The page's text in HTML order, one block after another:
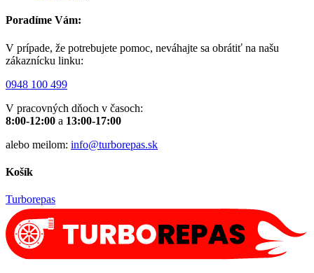
Poradíme Vám:
V prípade, že potrebujete pomoc, neváhajte sa obrátiť na našu
zákaznícku linku:
0948 100 499
V pracovných dňoch v časoch:
8:00-12:00 a 13:00-17:00
alebo meilom: info@turborepas.sk
Košík
Turborepas